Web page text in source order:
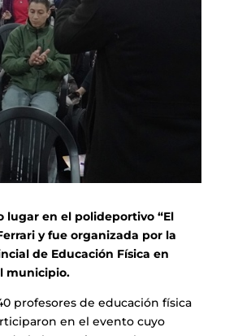
lugar en el polideportivo “El
y fue organizada por la
de Educación Física en
municipio.
profesores de educación física
en el evento cuyo